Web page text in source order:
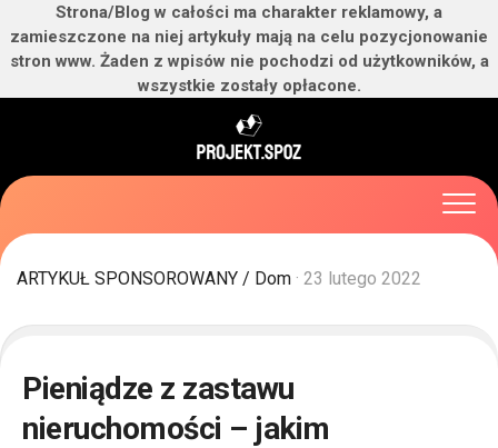
Strona/Blog w całości ma charakter reklamowy, a
zamieszczone na niej artykuły mają na celu pozycjonowanie
stron www. Żaden z wpisów nie pochodzi od użytkowników, a
wszystkie zostały opłacone.
ARTYKUŁ SPONSOROWANY / Dom · 23 lutego 2022
Pieniądze z zastawu
nieruchomości – jakim